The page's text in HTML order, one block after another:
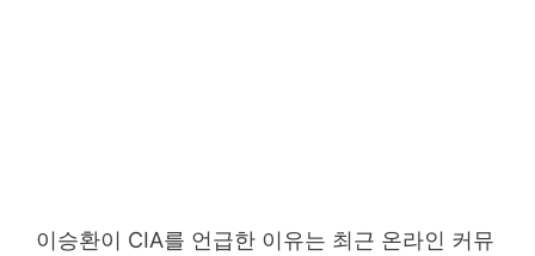
이승환이 CIA를 언급한 이유는 최근 온라인 커뮤